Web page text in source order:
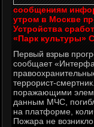
сообщениям
утром в Москве
Устройства
«Парк культуры»
Первый взрыв
сообщает
террорист-
поражающими
данным МЧС,
на платформе,
Пожара не